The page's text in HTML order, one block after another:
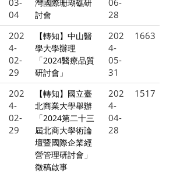
04
灣國際珊瑚礁研
討會
28
202
4-
02-
29
【轉知】中山醫
學大學辦理
「2024醫療品質
研討會」
202
4-
05-
31
1663
202
4-
02-
29
【轉知】國立臺
北商業大學舉辦
「2024第二十三
屆北商大學術論
壇暨國際企業經
營管理研討會」
徵稿啟事
202
4-
04-
28
1517